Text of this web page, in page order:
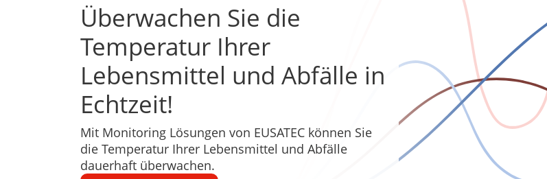
Überwachen Sie die
Temperatur Ihrer
Lebensmittel und Abfälle in
Echtzeit!
Mit Monitoring Lösungen von EUSATEC können Sie
die Temperatur Ihrer Lebensmittel und Abfälle
dauerhaft überwachen.